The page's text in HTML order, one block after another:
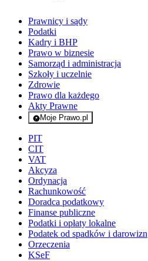
Prawnicy i sądy
Podatki
Kadry i BHP
Prawo w biznesie
Samorząd i administracja
Szkoły i uczelnie
Zdrowie
Prawo dla każdego
Akty Prawne
Moje Prawo.pl
- rejestracja i logowanie
PIT
CIT
VAT
Akcyza
Ordynacja
Rachunkowość
Doradca podatkowy
Finanse publiczne
Podatki i opłaty lokalne
Podatek od spadków i darowizn
Orzeczenia
KSeF